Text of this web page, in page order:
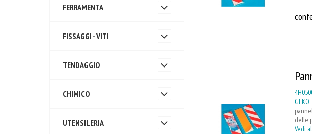
GEKO
delle
Vedi
FERRAMENTA
FISSAGGI - VITI
TENDAGGIO
CHIMICO
UTENSILERIA